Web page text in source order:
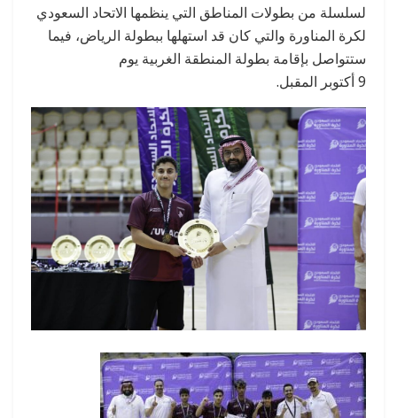
لسلسلة من بطولات المناطق التي ينظمها الاتحاد السعودي
لكرة المناورة والتي كان قد استهلها ببطولة الرياض، فيما
ستتواصل بإقامة بطولة المنطقة الغربية يوم
9 أكتوبر المقبل.